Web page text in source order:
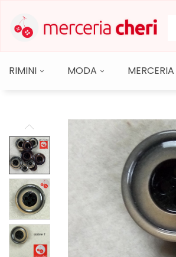
RIMINI MODA MERCERIA